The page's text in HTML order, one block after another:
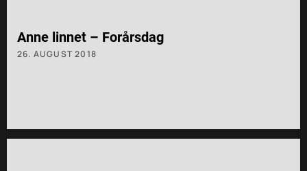
Anne linnet – Forårsdag
26. AUGUST 2018